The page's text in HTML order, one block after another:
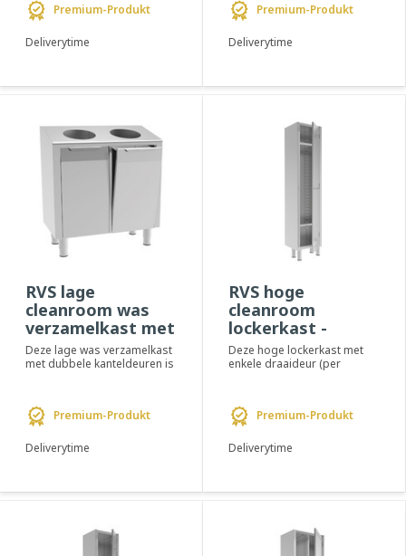
Premium-Produkt
Deliverytime
Premium-Produkt
Deliverytime
RVS lage
cleanroom was
verzamelkast met
dubbele
kanteldeuren-
Deze lage was verzamelkast
met dubbele kanteldeuren is
Premium-Produkt
Deliverytime
RVS hoge
cleanroom
lockerkast -
PREMIUM
Deze hoge lockerkast met
enkele draaideur (per
Premium-Produkt
Deliverytime